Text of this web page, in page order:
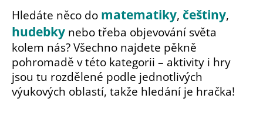
Hledáte něco do matematiky, češtiny,
hudebky nebo třeba objevování světa
kolem nás? Všechno najdete pěkně
pohromadě v této kategorii – aktivity i hry
jsou tu rozdělené podle jednotlivých
výukových oblastí, takže hledání je hračka!
b
u
j
e
t
e
n